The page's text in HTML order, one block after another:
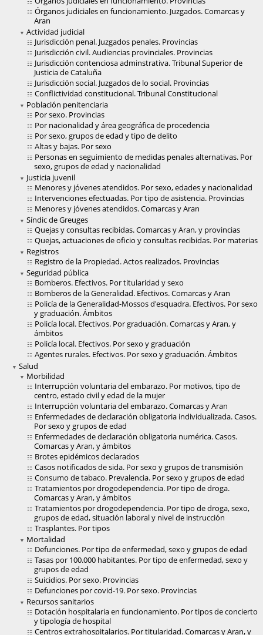
Órganos judiciales en funcionamiento. Juzgados. Comarcas y
Aran
Actividad judicial
Jurisdicción penal. Juzgados penales. Provincias
Jurisdicción civil. Audiencias provinciales. Provincias
Jurisdicción contenciosa adminstrativa. Tribunal Superior de
Justicia de Cataluña
Jurisdicción social. Juzgados de lo social. Provincias
Conflictividad constitucional. Tribunal Constitucional
Población penitenciaria
Por sexo. Provincias
Por nacionalidad y área geográfica de procedencia
Por sexo, grupos de edad y tipo de delito
Altas y bajas. Por sexo
Personas en seguimiento de medidas penales alternativas. Por
sexo, grupos de edad y nacionalidad
Justicia juvenil
Menores y jóvenes atendidos. Por sexo, edades y nacionalidad
Intervenciones efectuadas. Por tipo de asistencia. Provincias
Menores y jóvenes atendidos. Comarcas y Aran
Síndic de Greuges
Quejas y consultas recibidas. Comarcas y Aran, y provincias
Quejas, actuaciones de oficio y consultas recibidas. Por materias
Registros
Registro de la Propiedad. Actos realizados. Provincias
Seguridad pública
Bomberos. Efectivos. Por titularidad y sexo
Bomberos de la Generalidad. Efectivos. Comarcas y Aran
Policía de la Generalidad-Mossos d'esquadra. Efectivos. Por sexo
y graduación. Ámbitos
Policía local. Efectivos. Por graduación. Comarcas y Aran, y
ámbitos
Policía local. Efectivos. Por sexo y graduación
Agentes rurales. Efectivos. Por sexo y graduación. Ámbitos
Salud
Morbilidad
Interrupción voluntaria del embarazo. Por motivos, tipo de
centro, estado civil y edad de la mujer
Interrupción voluntaria del embarazo. Comarcas y Aran
Enfermedades de declaración obligatoria individualizada. Casos.
Por sexo y grupos de edad
Enfermedades de declaración obligatoria numérica. Casos.
Comarcas y Aran, y ámbitos
Brotes epidémicos declarados
Casos notificados de sida. Por sexo y grupos de transmisión
Consumo de tabaco. Prevalencia. Por sexo y grupos de edad
Tratamientos por drogodependencia. Por tipo de droga.
Comarcas y Aran, y ámbitos
Tratamientos por drogodependencia. Por tipo de droga, sexo,
grupos de edad, situación laboral y nivel de instrucción
Trasplantes. Por tipos
Mortalidad
Defunciones. Por tipo de enfermedad, sexo y grupos de edad
Tasas por 100.000 habitantes. Por tipo de enfermedad, sexo y
grupos de edad
Suicidios. Por sexo. Provincias
Defunciones por covid-19. Por sexo. Provincias
Recursos sanitarios
Dotación hospitalaria en funcionamiento. Por tipos de concierto
y tipología de hospital
Centros extrahospitalarios. Por titularidad. Comarcas y Aran, y